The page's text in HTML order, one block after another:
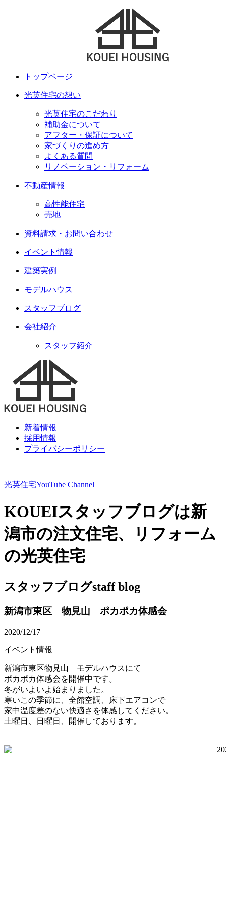
トップページ
光英住宅の想い
光英住宅のこだわり
補助金について
アフター・保証について
家づくりの進め方
よくある質問
リノベーション・リフォーム
不動産情報
高性能住宅
売地
資料請求・お問い合わせ
イベント情報
建築実例
モデルハウス
スタッフブログ
会社紹介
スタッフ紹介
新着情報
採用情報
プライバシーポリシー
光英住宅YouTube Channel
KOUEIスタッフブログは新
潟市の注文住宅、リフォーム
の光英住宅
スタッフブログstaff blog
新潟市東区 物見山 ポカポカ体感会
2020/12/17
イベント情報
新潟市東区物見山 モデルハウスにて
ポカポカ体感会を開催中です。
冬がいよいよ始まりました。
寒いこの季節に、全館空調、床下エアコンで
家中温度差のない快適さを体感してください。
土曜日、日曜日、開催しております。